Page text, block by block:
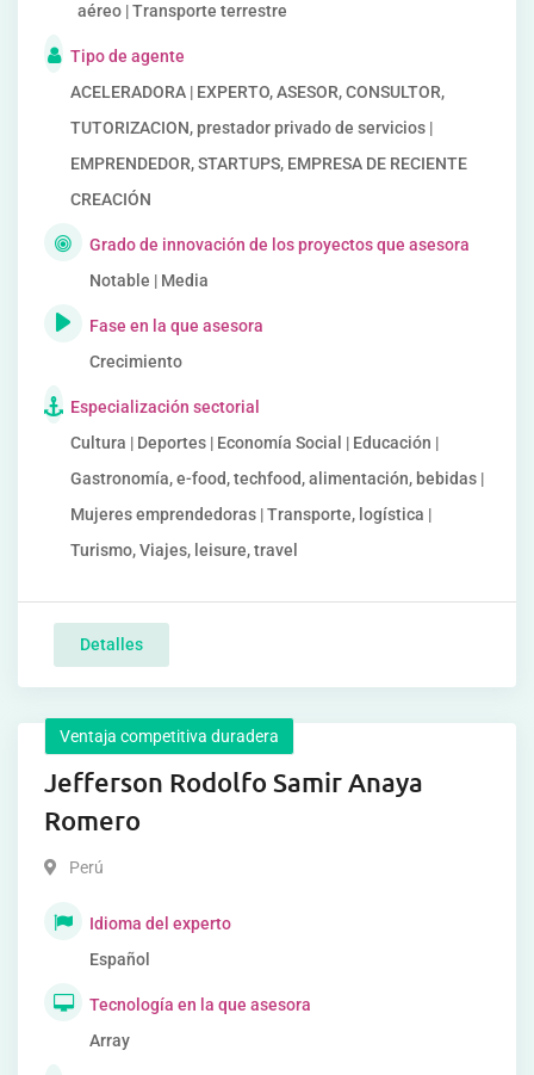
aéreo | Transporte terrestre
Tipo de agente
ACELERADORA | EXPERTO, ASESOR, CONSULTOR,
TUTORIZACION, prestador privado de servicios |
EMPRENDEDOR, STARTUPS, EMPRESA DE RECIENTE
CREACIÓN
Grado de innovación de los proyectos que asesora
Notable | Media
Fase en la que asesora
Crecimiento
Especialización sectorial
Cultura | Deportes | Economía Social | Educación |
Gastronomía, e-food, techfood, alimentación, bebidas |
Mujeres emprendedoras | Transporte, logística |
Turismo, Viajes, leisure, travel
Detalles
Ventaja competitiva duradera
Jefferson Rodolfo Samir Anaya
Romero
Perú
Idioma del experto
Español
Tecnología en la que asesora
Array